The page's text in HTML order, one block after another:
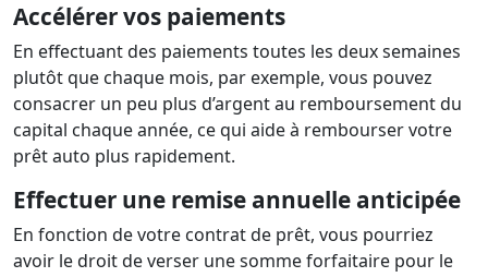
Accélérer vos paiements
En effectuant des paiements toutes les deux semaines
plutôt que chaque mois, par exemple, vous pouvez
consacrer un peu plus d’argent au remboursement du
capital chaque année, ce qui aide à rembourser votre
prêt auto plus rapidement.
Effectuer une remise annuelle anticipée
En fonction de votre contrat de prêt, vous pourriez
avoir le droit de verser une somme forfaitaire pour le